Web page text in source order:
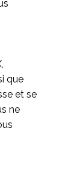
que
et se
ne